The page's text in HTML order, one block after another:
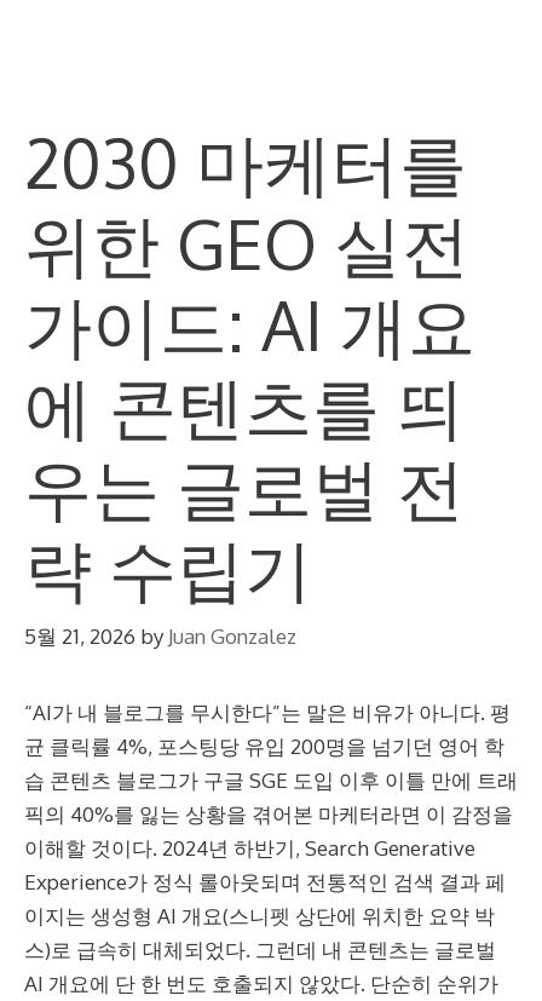
2030 마케터를
위한 GEO 실전
가이드: AI 개요
에 콘텐츠를 띄
우는 글로벌 전
략 수립기
5월 21, 2026 by Juan Gonzalez
“AI가 내 블로그를 무시한다”는 말은 비유가 아니다. 평
균 클릭률 4%, 포스팅당 유입 200명을 넘기던 영어 학
습 콘텐츠 블로그가 구글 SGE 도입 이후 이틀 만에 트래
픽의 40%를 잃는 상황을 겪어본 마케터라면 이 감정을
이해할 것이다. 2024년 하반기, Search Generative
Experience가 정식 롤아웃되며 전통적인 검색 결과 페
이지는 생성형 AI 개요(스니펫 상단에 위치한 요약 박
스)로 급속히 대체되었다. 그런데 내 콘텐츠는 글로벌
AI 개요에 단 한 번도 호출되지 않았다. 단순히 순위가